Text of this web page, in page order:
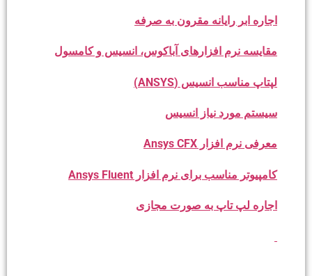
اجاره ابر رایانه مقرون به صرفه
مقایسه نرم افزارهای آباکوس، انسیس و کامسول
لپتاپ مناسب انسیس (ANSYS)
سیستم مورد نیاز انسیس
معرفی نرم افزار Ansys CFX
کامپیوتر مناسب برای نرم افزار Ansys Fluent
اجاره لپ تاپ به صورت مجازی